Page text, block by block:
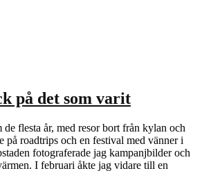
på det som varit
de flesta år, med resor bort från kylan och
på roadtrips och en festival med vänner i
fotograferade jag kampanjbilder och
I februari åkte jag vidare till en